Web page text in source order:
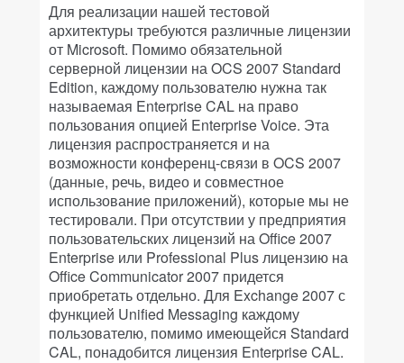
Для реализации нашей тестовой
архитектуры требуются различные лицензии
от Microsoft. Помимо обязательной
серверной лицензии на OCS 2007 Standard
Edition, каждому пользователю нужна так
называемая Enterprise CAL на право
пользования опцией Enterprise Voice. Эта
лицензия распространяется и на
возможности конференц-связи в OCS 2007
(данные, речь, видео и совместное
использование приложений), которые мы не
тестировали. При отсутствии у предприятия
пользовательских лицензий на Office 2007
Enterprise или Professional Plus лицензию на
Office Communicator 2007 придется
приобретать отдельно. Для Exchange 2007 с
функцией Unified Messaging каждому
пользователю, помимо имеющейся Standard
CAL, понадобится лицензия Enterprise CAL.